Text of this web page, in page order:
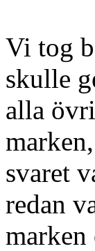
Vi tog
skulle
alla
svaret
redan
marken